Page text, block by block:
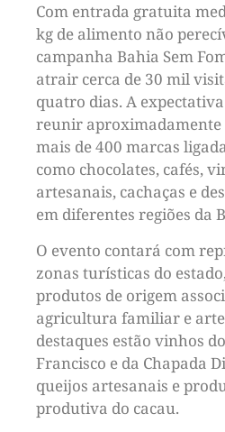
Com entrada gratuita
kg de alimento não
campanha Bahia Sem
atrair cerca de 30 mil
quatro dias. A
reunir aproximadamente
mais de 400 marcas
como chocolates, cafés,
artesanais, cachaças e
em diferentes regiões da
O evento contará com
zonas turísticas do
produtos de origem
agricultura familiar e
destaques estão vinhos
Francisco e da Chapada
queijos artesanais e
produtiva do cacau.